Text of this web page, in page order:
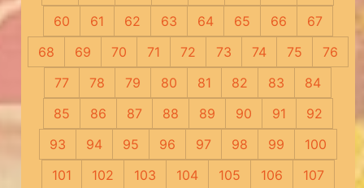
60
61 62 63 64 65 66
67
68
69 70 71 72 73 74 75
76
77
78 79 80 81 82 83
84
85
86 87 88 89 90 91
92
93
94 95 96 97 98 99
100
101
102 103 104 105 106
107